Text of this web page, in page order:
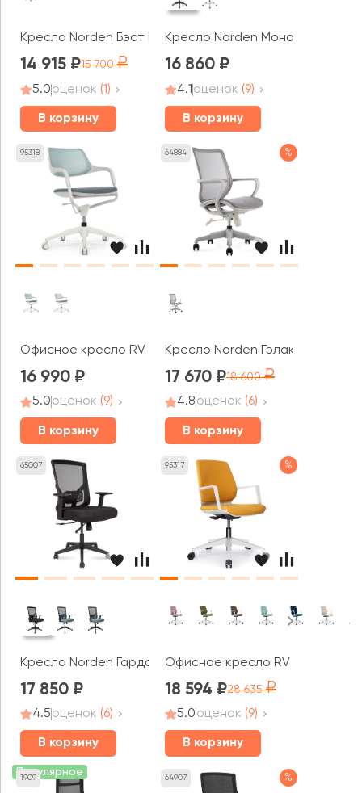
Кресло Norden Бэст LB вайт / Best LB white белый
14 915 15 700
5.0оценок (1)
В корзину
Кресло Norden Моно / Mono
16 860
4.1 оценок (9)
В корзину
95318
Офисное кресло RV ДИЗАЙН Скролл / Scroll (HY-813D)
16 990
5.0оценок (9)
В корзину
64884 %
Кресло Norden Гэлакси gray LB
17 670 18 600
4.8оценок (6)
В корзину
65007
Кресло Norden Гарда LB
17 850
4.5оценок (6)
В корзину
95317 %
Офисное кресло RV ДИЗАЙН
18 594 28 635
5.0оценок (9)
В корзину
1909
Популярное 64907 %